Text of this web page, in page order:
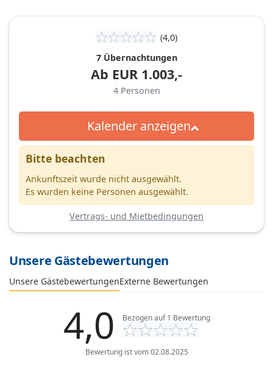
(4,0)
7 Übernachtungen
Ab EUR 1.003,-
4 Personen
Kalender anzeigen
Bitte beachten
Ankunftszeit wurde nicht ausgewählt.
Es wurden keine Personen ausgewählt.
Vertrags- und Mietbedingungen
Unsere Gästebewertungen
Unsere GästebewertungenExterne Bewertungen
4,0 Bezogen auf1 Bewertung
Bewertung ist vom 02.08.2025